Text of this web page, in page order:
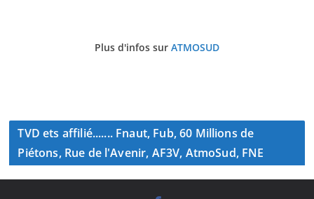
Plus d'infos sur ATMOSUD
TVD ets affilié....... Fnaut, Fub, 60 Millions de
Piétons, Rue de l'Avenir, AF3V, AtmoSud, FNE